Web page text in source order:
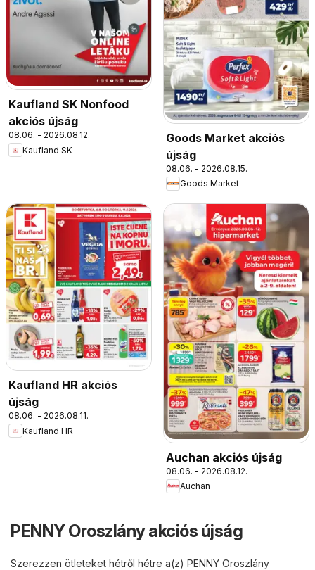
Kaufland SK Nonfood
akciós újság
08.06. - 2026.08.12.
Kaufland SK
Goods Market akciós
újság
08.06. - 2026.08.15.
Goods Market
Kaufland HR akciós
újság
08.06. - 2026.08.11.
Kaufland HR
Auchan akciós újság
08.06. - 2026.08.12.
Auchan
PENNY Oroszlány akciós újság
Szerezzen ötleteket hétről hétre a(z) PENNY Oroszlány